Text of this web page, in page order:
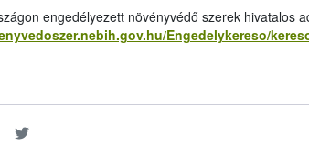
engedélyezett növényvédő szerek hivatalos
Engedelykereso/